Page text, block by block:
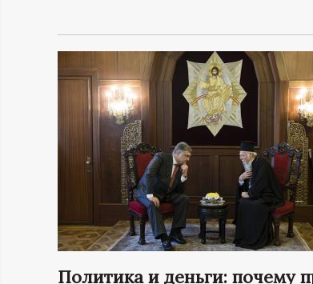
ф
р
а
ц
Политика и деньги: почему